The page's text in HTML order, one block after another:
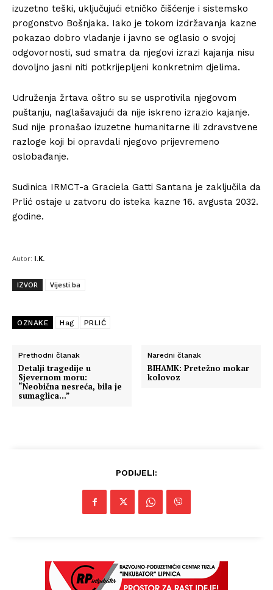
izuzetno teški, uključujući etničko čišćenje i sistemsko
progonstvo Bošnjaka. Iako je tokom izdržavanja kazne
pokazao dobro vladanje i javno se oglasio o svojoj
odgovornosti, sud smatra da njegovi izrazi kajanja nisu
dovoljno jasni niti potkrijepljeni konkretnim djelima.
Udruženja žrtava oštro su se usprotivila njegovom
puštanju, naglašavajući da nije iskreno izrazio kajanje.
Sud nije pronašao izuzetne humanitarne ili zdravstvene
razloge koji bi opravdali njegovo prijevremeno
oslobađanje.
Sudinica IRMCT-a Graciela Gatti Santana je zaključila da
Prlić ostaje u zatvoru do isteka kazne 16. avgusta 2032.
godine.
Autor: I.K.
IZVOR Vijesti.ba
OZNAKE Hag PRLIĆ
Prethodni članak
Detalji tragedije u
Sjevernom moru:
“Neobična nesreća, bila je
sumaglica…”
Naredni članak
BIHAMK: Pretežno mokar
kolovoz
PODIJELI: